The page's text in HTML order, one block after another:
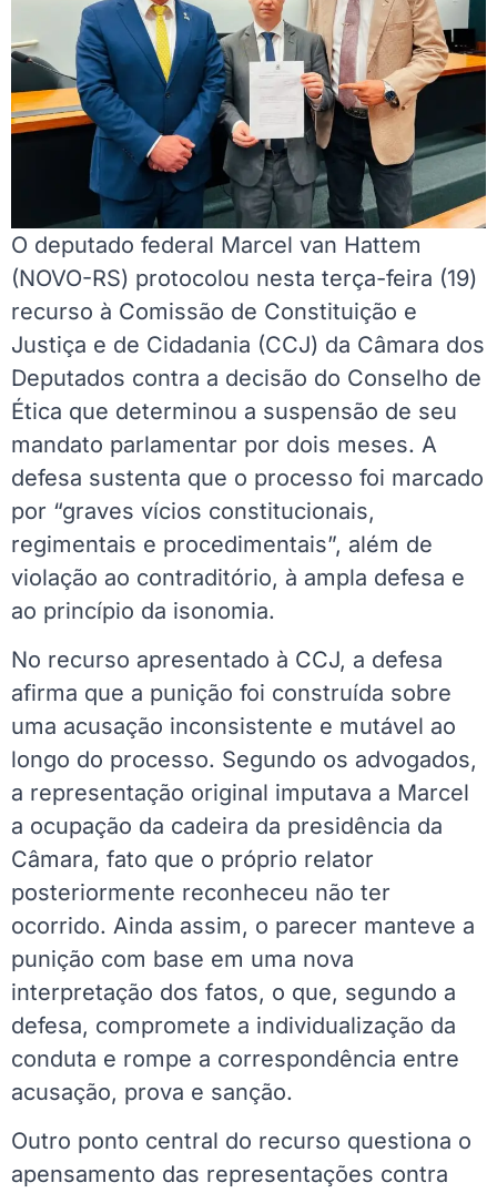
O deputado federal Marcel van Hattem
(NOVO-RS) protocolou nesta terça-feira (19)
recurso à Comissão de Constituição e
Justiça e de Cidadania (CCJ) da Câmara dos
Deputados contra a decisão do Conselho de
Ética que determinou a suspensão de seu
mandato parlamentar por dois meses. A
defesa sustenta que o processo foi marcado
por “graves vícios constitucionais,
regimentais e procedimentais”, além de
violação ao contraditório, à ampla defesa e
ao princípio da isonomia.
No recurso apresentado à CCJ, a defesa
afirma que a punição foi construída sobre
uma acusação inconsistente e mutável ao
longo do processo. Segundo os advogados,
a representação original imputava a Marcel
a ocupação da cadeira da presidência da
Câmara, fato que o próprio relator
posteriormente reconheceu não ter
ocorrido. Ainda assim, o parecer manteve a
punição com base em uma nova
interpretação dos fatos, o que, segundo a
defesa, compromete a individualização da
conduta e rompe a correspondência entre
acusação, prova e sanção.
Outro ponto central do recurso questiona o
apensamento das representações contra